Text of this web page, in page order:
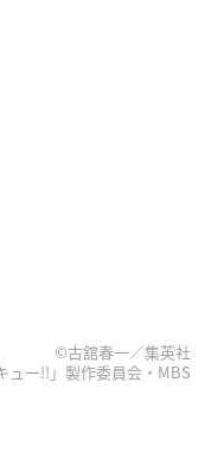
©古舘春一／集英社
ー!!」製作委員会・MBS